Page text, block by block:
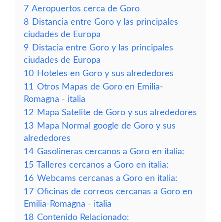
7 Aeropuertos cerca de Goro
8 Distancia entre Goro y las principales
ciudades de Europa
9 Distacia entre Goro y las principales
ciudades de Europa
10 Hoteles en Goro y sus alrededores
11 Otros Mapas de Goro en Emilia-
Romagna - italia
12 Mapa Satelite de Goro y sus alrededores
13 Mapa Normal google de Goro y sus
alrededores
14 Gasolineras cercanos a Goro en italia:
15 Talleres cercanos a Goro en italia:
16 Webcams cercanas a Goro en italia:
17 Oficinas de correos cercanas a Goro en
Emilia-Romagna - italia
18 Contenido Relacionado: